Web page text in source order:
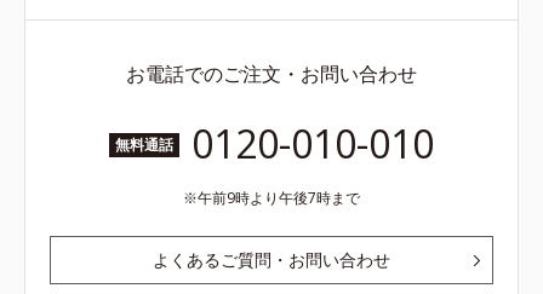
お電話でのご注文・お問い合わせ
無料通話 0120-010-010
午前9時より午後7時まで
よくあるご質問・お問い合わせ